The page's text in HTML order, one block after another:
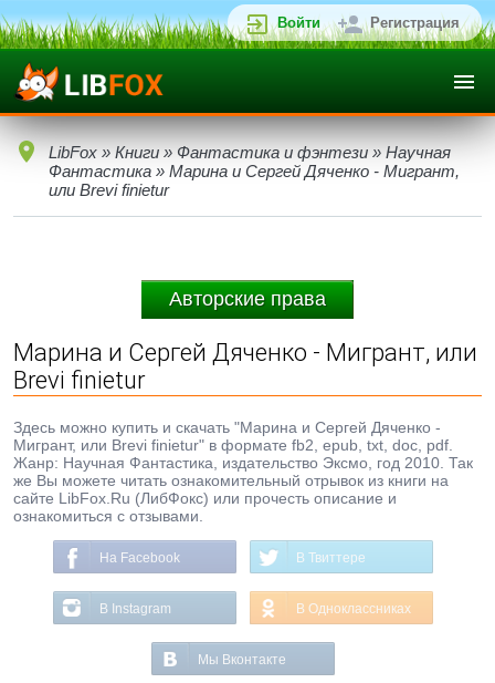
Войти Регистрация
LibFox » Книги » Фантастика и фэнтези » Научная
Фантастика » Марина и Сергей Дяченко - Мигрант,
или Brevi finietur
Авторские права
Марина и Сергей Дяченко - Мигрант, или
Brevi finietur
Здесь можно купить и скачать "Марина и Сергей Дяченко -
Мигрант, или Brevi finietur" в формате fb2, epub, txt, doc, pdf.
Жанр: Научная Фантастика, издательство Эксмо, год 2010. Так
же Вы можете читать ознакомительный отрывок из книги на
сайте LibFox.Ru (ЛибФокс) или прочесть описание и
ознакомиться с отзывами.
На Facebook В Твиттере
В Instagram В Одноклассниках
Мы Вконтакте